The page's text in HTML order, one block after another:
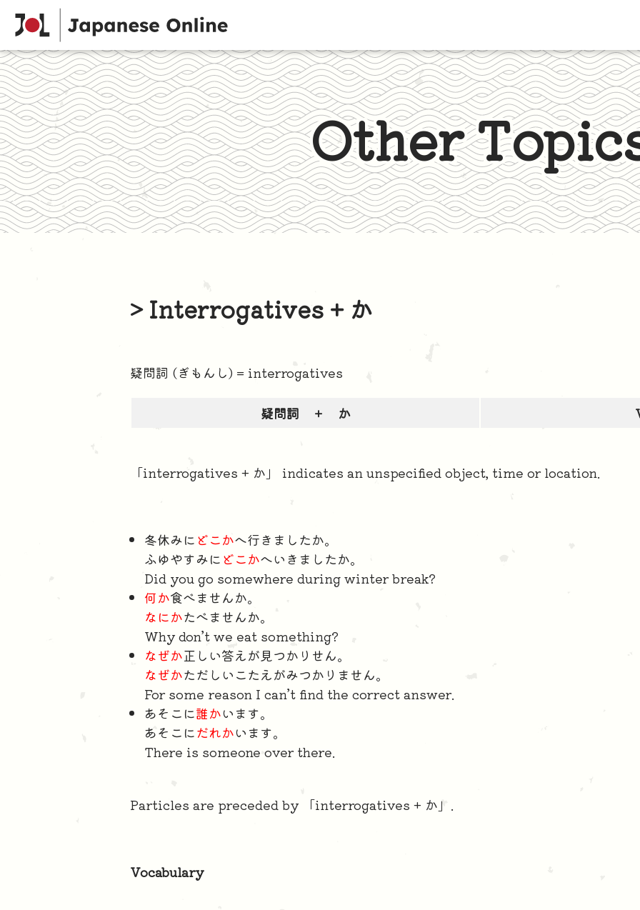
Other
> Interrogatives + か
疑問詞 (ぎもんし) = interrogatives
疑問詞 ＋ か
「interrogatives + か」 indicates an unspecified object, time or location.
冬休みにどこかへ行きましたか。
ふゆやすみにどこかへいきましたか。
Did you go somewhere during winter break?
何か食べませんか。
なにかたべませんか。
Why don’t we eat something?
なぜか正しい答えが見つかりせん。
なぜかただしいこたえがみつかりません。
For some reason I can’t find the correct answer.
あそこに誰かいます。
あそこにだれかいます。
There is someone over there.
Particles are preceded by 「interrogatives + か」.
Vocabulary